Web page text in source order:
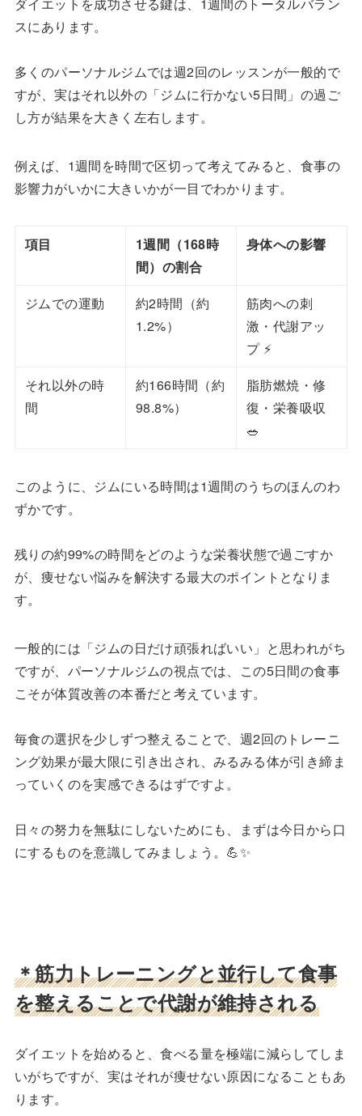
ダイエットを成功させる鍵は、1週間のトータルバラン
スにあります。
多くのパーソナルジムでは週2回のレッスンが一般的で
すが、実はそれ以外の「ジムに行かない5日間」の過ご
し方が結果を大きく左右します。
例えば、1週間を時間で区切って考えてみると、食事の
影響力がいかに大きいかが一目でわかります。
項目
1週間（168時
間）の割合
身体への影響
ジムでの運動
約2時間（約
1.2%）
筋肉への刺
激・代謝アッ
プ ⚡
それ以外の時
間
約166時間（約
98.8%）
脂肪燃焼・修
復・栄養吸収
🥗
このように、ジムにいる時間は1週間のうちのほんのわ
ずかです。
残りの約99%の時間をどのような栄養状態で過ごすか
が、痩せない悩みを解決する最大のポイントとなりま
す。
一般的には「ジムの日だけ頑張ればいい」と思われがち
ですが、パーソナルジムの視点では、この5日間の食事
こそが体質改善の本番だと考えています。
毎食の選択を少しずつ整えることで、週2回のトレーニ
ング効果が最大限に引き出され、みるみる体が引き締ま
っていくのを実感できるはずですよ。
日々の努力を無駄にしないためにも、まずは今日から口
にするものを意識してみましょう。💪✨
＊筋力トレーニングと並行して食事
を整えることで代謝が維持される
ダイエットを始めると、食べる量を極端に減らしてしま
いがちですが、実はそれが痩せない原因になることもあ
ります。